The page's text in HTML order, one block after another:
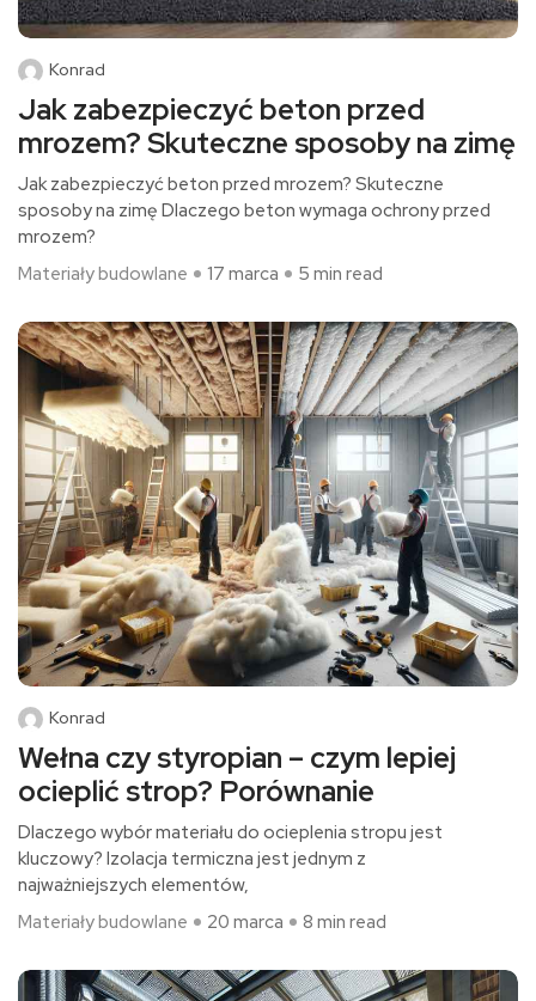
Konrad
Jak zabezpieczyć beton przed
mrozem? Skuteczne sposoby na zimę
Jak zabezpieczyć beton przed mrozem? Skuteczne
sposoby na zimę Dlaczego beton wymaga ochrony przed
mrozem?
Materiały budowlane
17 marca 5 min read
Konrad
Wełna czy styropian – czym lepiej
ocieplić strop? Porównanie
Dlaczego wybór materiału do ocieplenia stropu jest
kluczowy? Izolacja termiczna jest jednym z
najważniejszych elementów,
Materiały budowlane
20 marca 8 min read